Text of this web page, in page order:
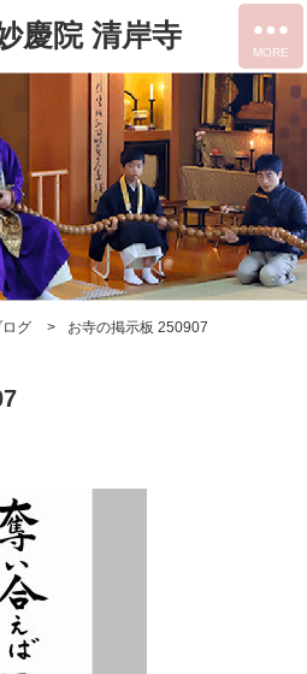
慶院 清岸寺
ログ お寺の掲示板 250907